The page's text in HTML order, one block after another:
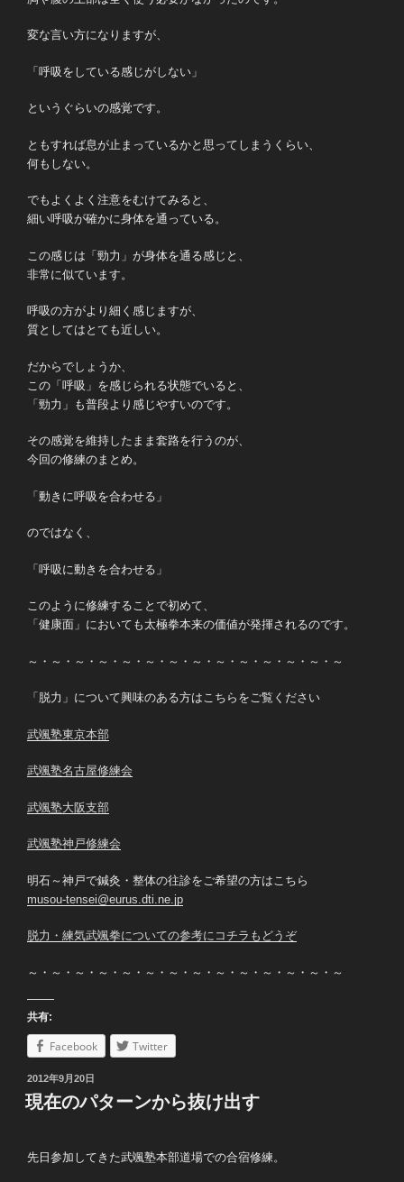
変な言い方になりますが、
「呼吸をしている感じがしない」
というぐらいの感覚です。
ともすれば息が止まっているかと思ってしまうくらい、
何もしない。
でもよくよく注意をむけてみると、
細い呼吸が確かに身体を通っている。
この感じは「勁力」が身体を通る感じと、
非常に似ています。
呼吸の方がより細く感じますが、
質としてはとても近しい。
だからでしょうか、
この「呼吸」を感じられる状態でいると、
「勁力」も普段より感じやすいのです。
その感覚を維持したまま套路を行うのが、
今回の修練のまとめ。
「動きに呼吸を合わせる」
のではなく、
「呼吸に動きを合わせる」
このように修練することで初めて、
「健康面」においても太極拳本来の価値が発揮されるのです。
～・～・～・～・～・～・～・～・～・～・～・～・～・～
「脱力」について興味のある方はこちらをご覧ください
武颯塾東京本部
武颯塾名古屋修練会
武颯塾大阪支部
武颯塾神戸修練会
明石～神戸で鍼灸・整体の往診をご希望の方はこちら
musou-tensei@eurus.dti.ne.jp
脱力・練気武颯拳についての参考にコチラもどうぞ
～・～・～・～・～・～・～・～・～・～・～・～・～・～
共有:
Facebook Twitter
投
稿
日:
2012年9月20日
現在のパターンから抜け出す
先日参加してきた武颯塾本部道場での合宿修練。